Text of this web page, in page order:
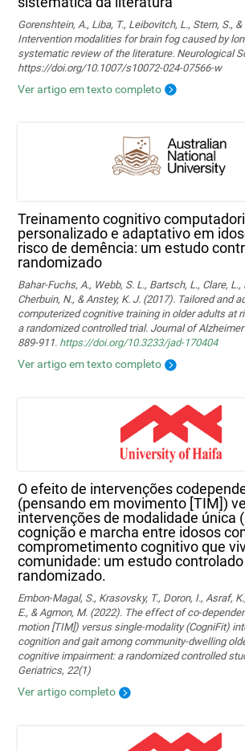
Gorenshtein, A., Liba, T., Leibovitch, L., Stern, S., &
Intervention modalities for brain fog caused by
systematic review of the literature. Neurological
https://doi.org/10.1007/s10072-024-07566-w
Ver artigo em texto completo
Treinamento cognitivo
personalizado e adaptativo em
risco de demência: um estudo
randomizado
Bahar-Fuchs, A., Webb, S. L., Bartsch, L., Clare, L.,
Cherbuin, N., & Anstey, K. J. (2017). Tailored and
computerized cognitive training in older adults at
a randomized controlled trial. Journal of
889-911. https://doi.org/10.3233/jad-170404
Ver artigo em texto completo
O efeito de intervenções
(pensando em movimento [TIM])
intervenções de modalidade única
cognição e marcha entre idosos
comprometimento cognitivo que
comunidade: um estudo controlado
randomizado.
Embon-Magal, S., Krasovsky, T., Doron, I., Asraf,
E., & Agmon, M. (2022). The effect of co-
motion [TIM]) versus single-modality (CogniFit)
cognition and gait among community-dwelling
cognitive impairment: a randomized controlled
Geriatrics, 22(1)
Ver artigo completo